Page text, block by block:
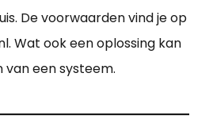
De voorwaarden vind je op
Wat ook een oplossing kan
van een systeem.